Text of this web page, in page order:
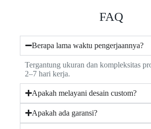
FAQ
Berapa lama waktu pengerjaannya?
Tergantung ukuran dan kompleksitas
2–7 hari kerja.
Apakah melayani desain custom?
Apakah ada garansi?